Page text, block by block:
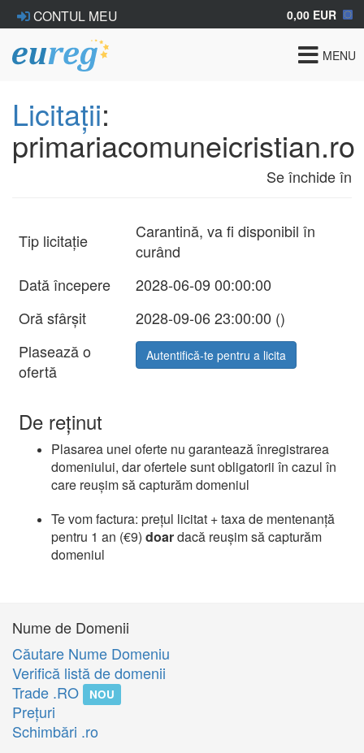
CONTUL MEU 0,00 EUR
Toggle
MENU
Licitații:
primariacomuneicristian.ro
Se închide în
Tip licitație
Carantină, va fi disponibil în
curând
Dată începere
2028-06-09 00:00:00
Oră sfârșit
2028-09-06 23:00:00 ()
Plasează o
ofertă
Autentifică-te pentru a licita
De reținut
Plasarea unei oferte nu garantează înregistrarea
domeniului, dar ofertele sunt obligatorii în cazul în
care reușim să capturăm domeniul
Te vom factura: prețul licitat + taxa de mentenanță
pentru 1 an (€9) doardacă reușim să capturăm
domeniul
Nume de Domenii
Căutare Nume Domeniu
Verifică listă de domenii
Trade .RO
NOU
Preţuri
Schimbări .ro